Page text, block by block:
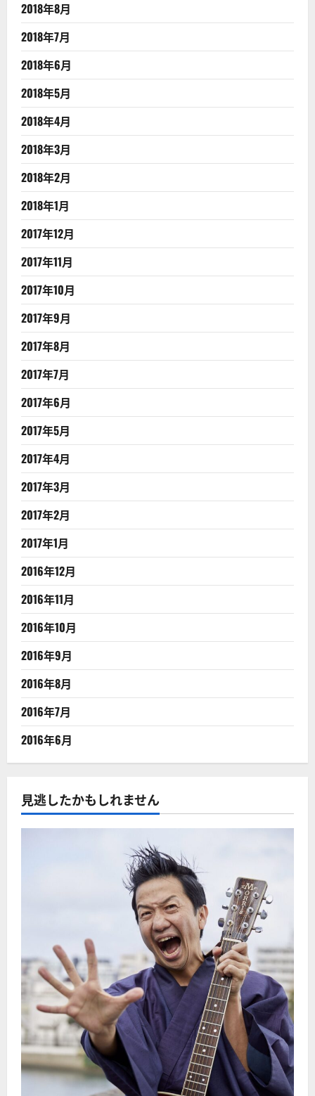
2018年8月
2018年7月
2018年6月
2018年5月
2018年4月
2018年3月
2018年2月
2018年1月
2017年12月
2017年11月
2017年10月
2017年9月
2017年8月
2017年7月
2017年6月
2017年5月
2017年4月
2017年3月
2017年2月
2017年1月
2016年12月
2016年11月
2016年10月
2016年9月
2016年8月
2016年7月
2016年6月
見逃したかもしれません